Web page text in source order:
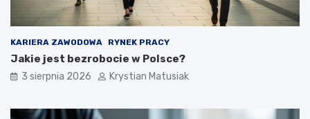
KARIERA ZAWODOWA RYNEK PRACY
Jakie jest bezrobocie w Polsce?
3 sierpnia 2026 Krystian Matusiak